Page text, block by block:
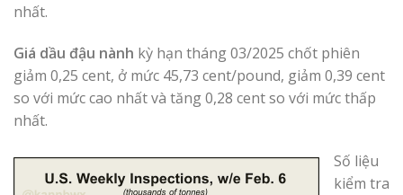
nhất.
Giá dầu đậu nành kỳ hạn tháng 03/2025 chốt phiên
giảm 0,25 cent, ở mức 45,73 cent/pound, giảm 0,39 cent
so với mức cao nhất và tăng 0,28 cent so với mức thấp
nhất.
Số liệu
kiểm tra